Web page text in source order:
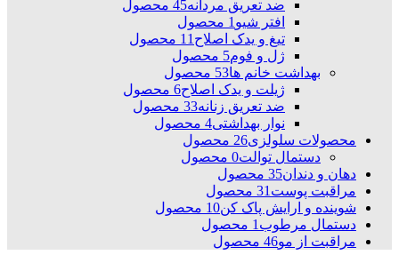
ضد تعریق مردانه45 محصول
افتر شیو 1 محصول
تیغ و یدک اصلاح 11 محصول
ژل و فوم5 محصول
بهداشت خانم ها53 محصول
ژیلت و یدک اصلاح6 محصول
ضد تعریق زنانه33 محصول
نوار بهداشتی4 محصول
محصولات سلولزی26 محصول
دستمال توالت0 محصول
دهان و دندان35 محصول
مراقبت پوست 31 محصول
شوینده و ارایش پاک کن10 محصول
دستمال مرطوب 1 محصول
مراقبت از مو46 محصول